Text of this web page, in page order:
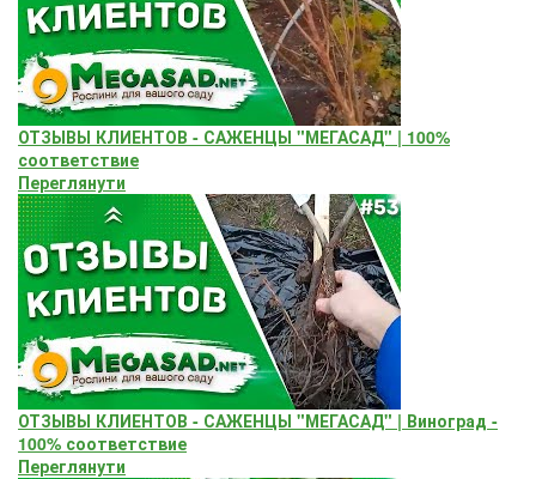
ОТЗЫВЫ КЛИЕНТОВ - САЖЕНЦЫ "МЕГАСАД" | 100%
соответствие
Переглянути
ОТЗЫВЫ КЛИЕНТОВ - САЖЕНЦЫ "МЕГАСАД" | Виноград -
100% соответствие
Переглянути